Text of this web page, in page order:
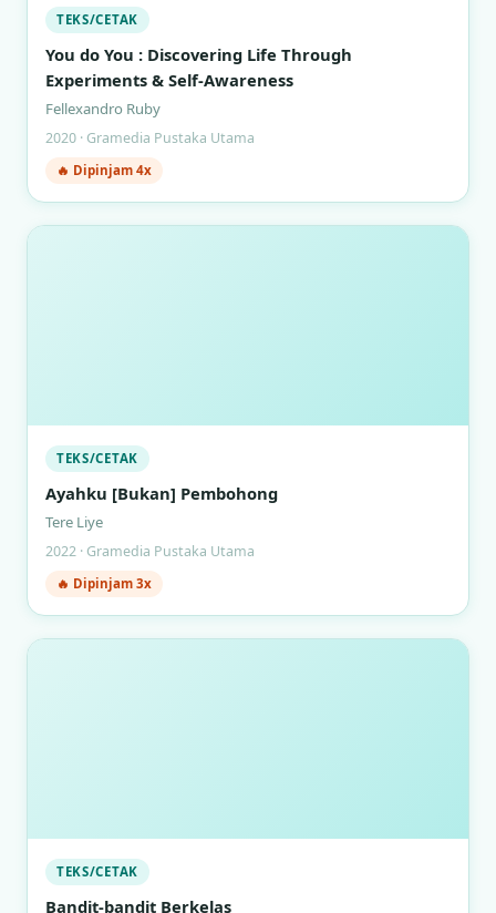
TEKS/CETAK
You do You : Discovering Life Through
Experiments & Self-Awareness
Fellexandro Ruby
2020 · Gramedia Pustaka Utama
🔥 Dipinjam 4x
TEKS/CETAK
Ayahku [Bukan] Pembohong
Tere Liye
2022 · Gramedia Pustaka Utama
🔥 Dipinjam 3x
TEKS/CETAK
Bandit-bandit Berkelas